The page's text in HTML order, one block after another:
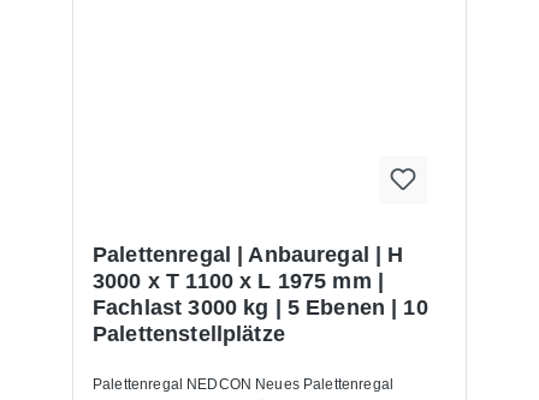
Palettenregal | Anbauregal | H
3000 x T 1100 x L 1975 mm |
Fachlast 3000 kg | 5 Ebenen | 10
Palettenstellplätze
Palettenregal NEDCON Neues Palettenregal